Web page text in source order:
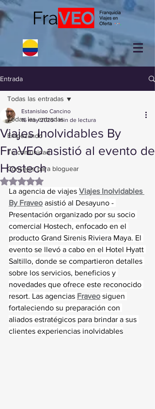
Entrada
Todas las entradas
Empezando
Tu comunidad
Consejos para bloguear
Todas las entradas
Viajes Inolvidables By
FraVEO asistió al evento de
Hostech
Estanislao Cancino
16 may 2025 1 min de lectura
Obtuvo NaN de 5 estrellas.
La agencia de viajes Viajes Inolvidables
By Fraveo asistió al Desayuno -
Presentación organizado por su socio
comercial Hostech, enfocado en el
producto Grand Sirenis Riviera Maya. El
evento se llevó a cabo en el Hotel Hyatt
Saltillo, donde se compartieron detalles
sobre los servicios, beneficios y
novedades que ofrece este reconocido
resort. Las agencias Fraveo siguen
fortaleciendo su preparación con
aliados estratégicos para brindar a sus
clientes experiencias inolvidables